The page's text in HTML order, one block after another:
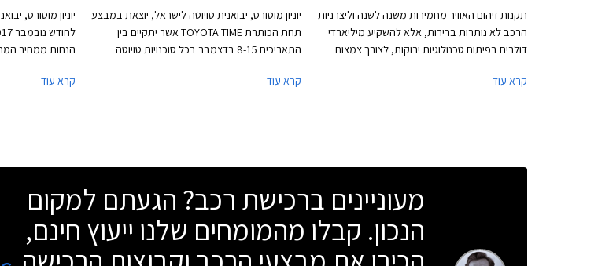
תקנות זיהום האוויר מחמירות משנה לשנה וליצרניות
הרכב לא נותרות ברירות, אלא להשקיע מיליארדי
דולרים בפיתוח טכנולוגיות ירוקות, לצורך צמצום
למנועים קטני נפח מוגדשי טורבו, הכנסת מערכות
בהן, היא הנעה חשמלית באמצעות סוללה נטענת.
ומנוע חשמלי, מהווים טכנולוגיית ביניים עד למעבר
לרכב חשמלי מלא. רכבי פלאג-אין הייברידיים
לוקחים את הטכנולוגיה צעד אחד קדימה ומאפשרים
את טעינת הסוללה באמצעות רשת החשמל.
קרא עוד
יוניון מוטורס, יבואנית טויוטה לישראל, יוצאת במבצע
תחת הכותרת TOYOTA TIME אשר יתקיים בין
התאריכים 8-15 בדצמבר בכל סוכנויות טויוטה
קרא עוד
יוניון מוטורס,
הנחות ממחיר
קרא עוד
מעוניינים ברכישת רכב? הגעתם למקום
הנכון. קבלו מהמומחים שלנו ייעוץ חינם,